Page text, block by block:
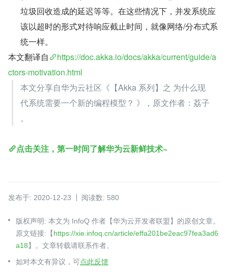
垃圾回收造成的延迟等等。在这些情况下，并发系统应
该以超时的形式对待响应截止时间，就像网络/分布式系
统一样。
本文翻译自
https://doc.akka.io/docs/akka/current/guide/a
ctors-motivation.html
本文分享自华为云社区《【Akka 系列】之 为什么现
代系统需要一个新的编程模型？ 》，原文作者：荔子
。
点击关注，第一时间了解华为云新鲜技术~
发布于: 2020-12-23 阅读数: 580
版权声明: 本文为 InfoQ 作者【华为云开发者联盟】的原创文章。
原文链接:【https://xie.infoq.cn/article/effa201be2eac97fea3ad6
a18】。文章转载请联系作者。
如对本文有异议，可点此反馈